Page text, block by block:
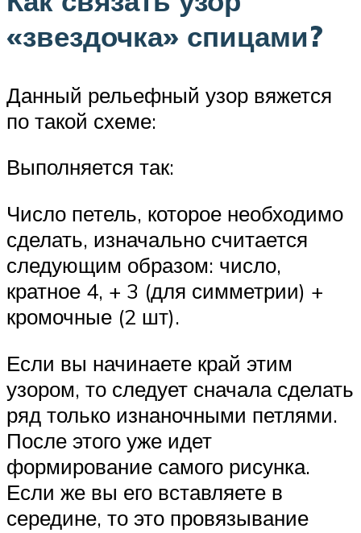
«звездочка» спицами?
Данный рельефный узор вяжется
по такой схеме:
Выполняется так:
Число петель, которое необходимо
сделать, изначально считается
следующим образом: число,
кратное 4, + 3 (для симметрии) +
кромочные (2 шт).
Если вы начинаете край этим
узором, то следует сначала сделать
ряд только изнаночными петлями.
После этого уже идет
формирование самого рисунка.
Если же вы его вставляете в
середине, то это провязывание